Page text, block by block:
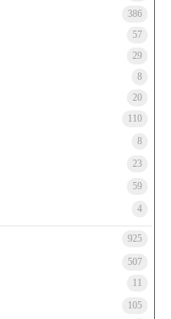
386
57
29
8
20
110
8
23
59
4
925
507
11
105